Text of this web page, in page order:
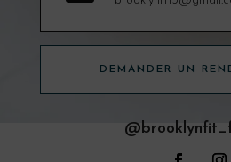
DEMANDER UN